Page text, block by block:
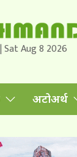
Sat Aug 8 2026
अटोअर्थ